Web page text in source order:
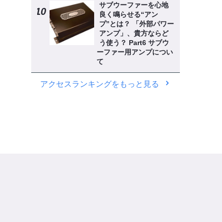
サブウーファーを心地
良く鳴らせる“アン
プ”とは？ 「外部パワー
アンプ」、貴方ならど
う使う？ Part6 サブウ
ーファー用アンプについ
て
アクセスランキングをもっと見る